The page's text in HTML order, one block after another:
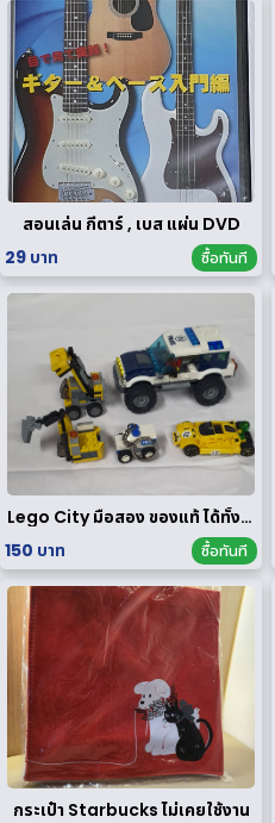
สอนเล่น กีตาร์ , เบส แผ่น DVD
29 บาท
ซื้อทันที
Lego City มือสอง ของแท้ ได้ทั้งหมดตามรูป
150 บาท
ซื้อทันที
กระเป๋า Starbucks ไม่เคยใช้งาน